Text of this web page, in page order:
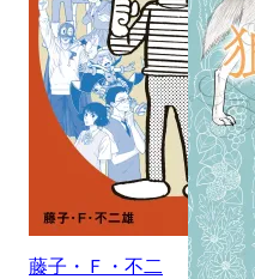
藤子・Ｆ・不二